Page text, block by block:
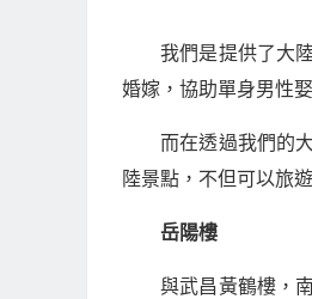
我們是提供了大
婚嫁，協助單身男性
而在透過我們的
陸景點，不但可以旅
岳陽樓
與武昌黃鶴樓，